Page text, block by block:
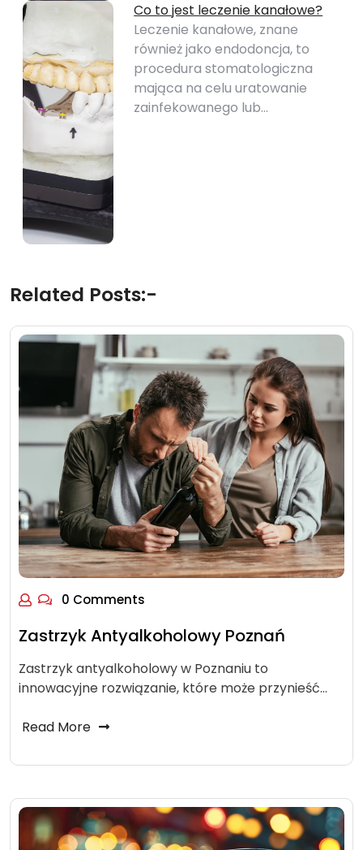
Co to jest leczenie kanałowe?
Leczenie kanałowe, znane
również jako endodoncja, to
procedura stomatologiczna
mająca na celu uratowanie
zainfekowanego lub…
Related Posts:-
0 Comments
Zastrzyk Antyalkoholowy Poznań
Zastrzyk antyalkoholowy w Poznaniu to
innowacyjne rozwiązanie, które może przynieść…
Read More